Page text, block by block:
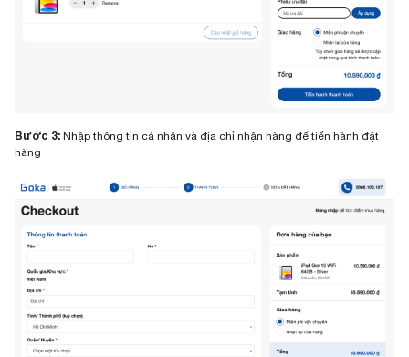
Bước 3: Nhập thông tin cá nhân và địa chỉ nhận hàng để tiến hành đặt
hàng